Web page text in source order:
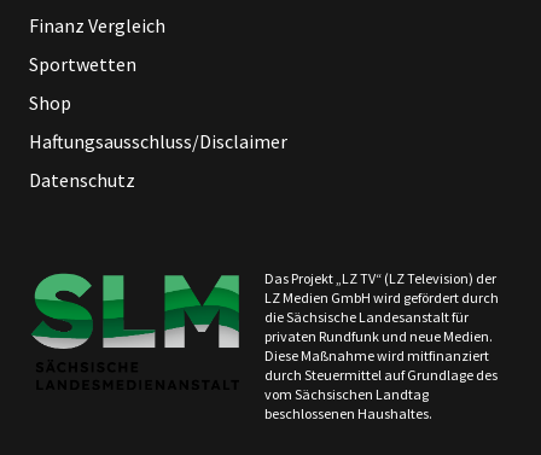
Finanz Vergleich
Sportwetten
Shop
Haftungsausschluss/Disclaimer
Datenschutz
Das Projekt „LZ TV“ (LZ Television) der
LZ Medien GmbH wird gefördert durch
die Sächsische Landesanstalt für
privaten Rundfunk und neue Medien.
Diese Maßnahme wird mitfinanziert
durch Steuermittel auf Grundlage des
vom Sächsischen Landtag
beschlossenen Haushaltes.